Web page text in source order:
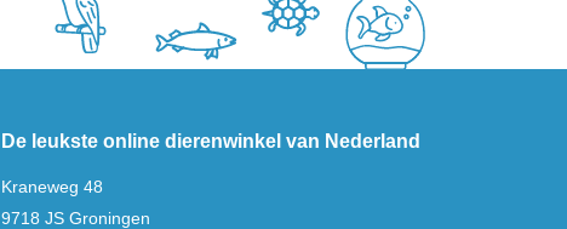
De leukste online dierenwinkel van Nederland
Kraneweg 48
9718 JS Groningen